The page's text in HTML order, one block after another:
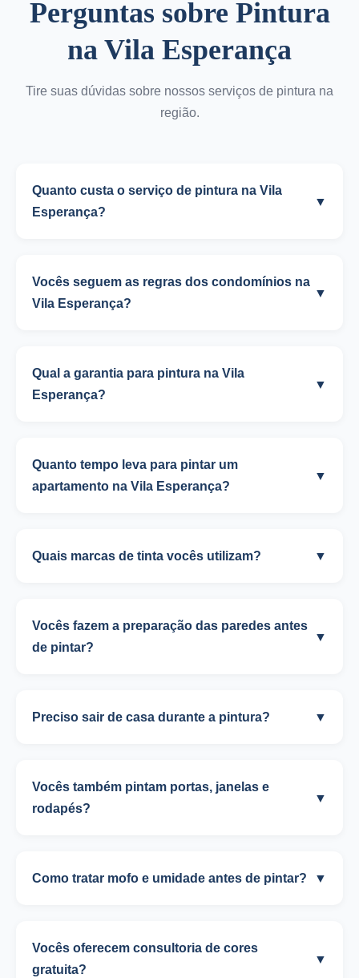
Perguntas sobre Pintura
na Vila Esperança
Tire suas dúvidas sobre nossos serviços de pintura na
região.
Quanto custa o serviço de pintura na Vila
Esperança?
▼
Vocês seguem as regras dos condomínios na
Vila Esperança?
▼
Qual a garantia para pintura na Vila
Esperança?
▼
Quanto tempo leva para pintar um
apartamento na Vila Esperança?
▼
Quais marcas de tinta vocês utilizam? ▼
Vocês fazem a preparação das paredes antes
de pintar?
▼
Preciso sair de casa durante a pintura? ▼
Vocês também pintam portas, janelas e
rodapés?
▼
Como tratar mofo e umidade antes de pintar? ▼
Vocês oferecem consultoria de cores
gratuita?
▼